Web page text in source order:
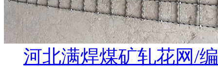
河北满焊煤矿轧花网/